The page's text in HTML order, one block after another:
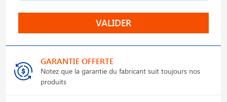
VALIDER
GARANTIE OFFERTE
Notez que la garantie du fabricant suit toujours nos
produits